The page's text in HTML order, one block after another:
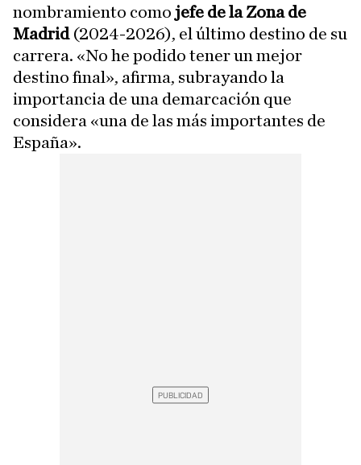
nombramiento como jefe de la Zona de
Madrid (2024-2026), el último destino de su
carrera. «No he podido tener un mejor
destino final», afirma, subrayando la
importancia de una demarcación que
considera «una de las más importantes de
España».